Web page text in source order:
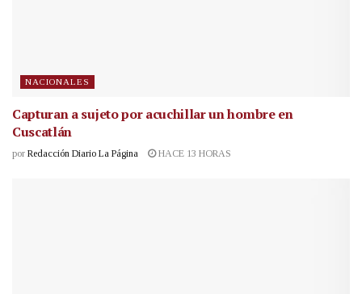
NACIONALES
Capturan a sujeto por acuchillar un hombre en
Cuscatlán
por Redacción Diario La Página HACE 13 HORAS